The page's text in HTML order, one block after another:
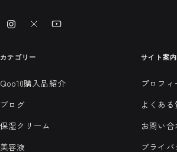
カテゴリー
Qoo10購入品紹介
ブログ
保湿クリーム
美容液
サイト案内
プロフィ
よくある
お問い合
プライ